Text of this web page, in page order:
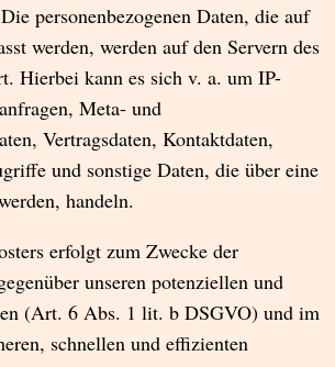
personenbezogenen Daten, die auf
werden, werden auf den Servern des
Hierbei kann es sich v. a. um IP-
Meta- und
Vertragsdaten, Kontaktdaten,
und sonstige Daten, die über eine
handeln.
erfolgt zum Zwecke der
unseren potenziellen und
(Art. 6 Abs. 1 lit. b DSGVO) und im
schnellen und effizienten